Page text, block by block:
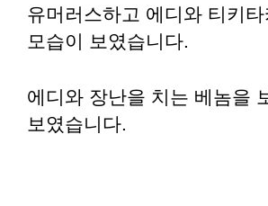
유머러스하고 에디와 티키
모습이 보였습니다.
에디와 장난을 치는 베놈을
보였습니다.